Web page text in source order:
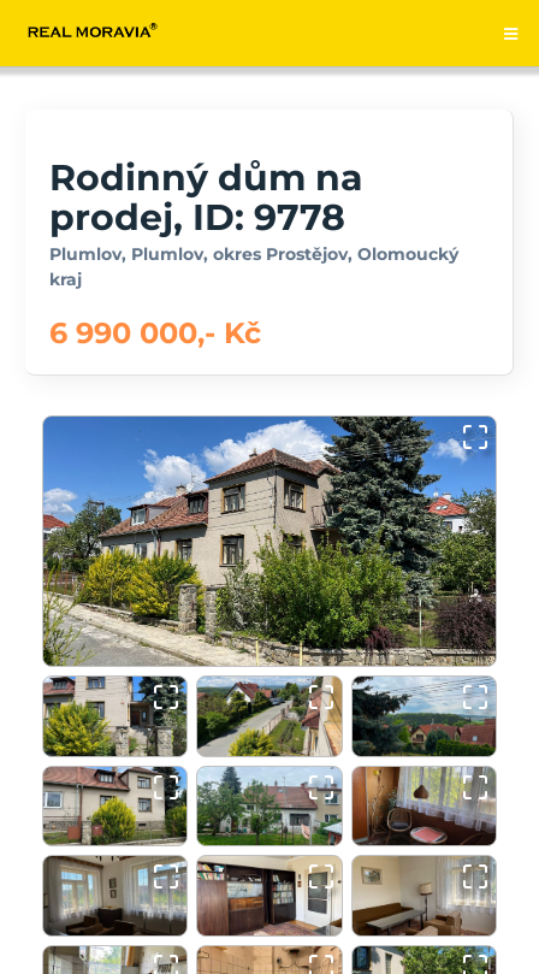
Rodinný dům na
prodej, ID: 9778
Plumlov, Plumlov, okres Prostějov, Olomoucký
kraj
6 990 000,- Kč